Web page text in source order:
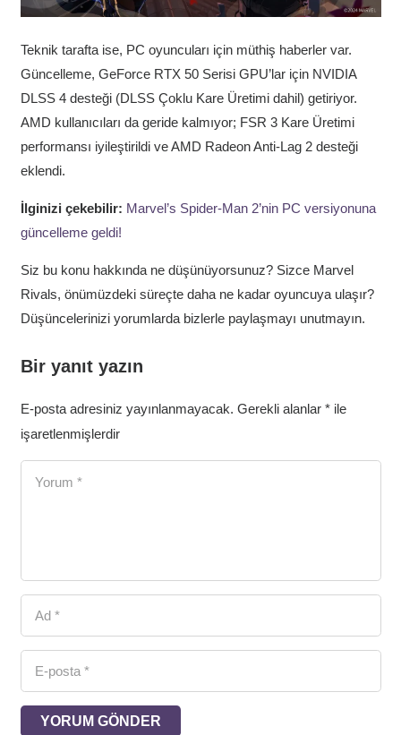
Teknik tarafta ise, PC oyuncuları için müthiş haberler var.
Güncelleme, GeForce RTX 50 Serisi GPU’lar için NVIDIA
DLSS 4 desteği (DLSS Çoklu Kare Üretimi dahil) getiriyor.
AMD kullanıcıları da geride kalmıyor; FSR 3 Kare Üretimi
performansı iyileştirildi ve AMD Radeon Anti-Lag 2 desteği
eklendi.
İlginizi çekebilir: Marvel’s Spider-Man 2’nin PC versiyonuna
güncelleme geldi!
Siz bu konu hakkında ne düşünüyorsunuz? Sizce Marvel
Rivals, önümüzdeki süreçte daha ne kadar oyuncuya ulaşır?
Düşüncelerinizi yorumlarda bizlerle paylaşmayı unutmayın.
Bir yanıt yazın
E-posta adresiniz yayınlanmayacak. Gerekli alanlar *ile
işaretlenmişlerdir
YORUM GÖNDER